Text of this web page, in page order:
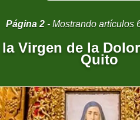
Página 2- Mostrando artículos
Virgen de la
Quito